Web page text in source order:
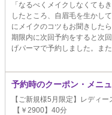
「なるべくメイクしなくても
したところ、自眉毛を生かし
にメイクのコツもお聞きした
期限内に次回予約をすると次
げパーマで予約しました。ま
予約時のクーポン・メニ
【ご新規様5月限定】レディ
【￥2900】40分